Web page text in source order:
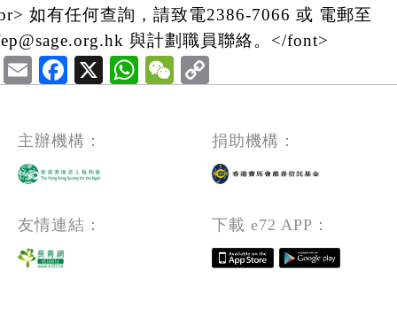
如有任何查詢，請致電2386-7066 或 電郵至
與計劃職員聯絡。</font>
EmailFacebook
X WhatsApp
WeChat
主辦機構： 捐助機構：
友情連結： 下載 e72 APP：